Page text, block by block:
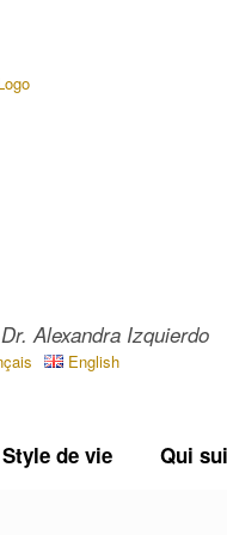
Alexandra Izquierdo
English
Style de vie Qui